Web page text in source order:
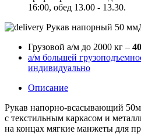
16:00, обед 13.00 - 13.30.
Грузовой а/м до 2000 кг –
а/м большей
индивидуально
Описание
Рукав напорно-всасывающий
с текстильным каркасом и
на концах мягкие манжеты для